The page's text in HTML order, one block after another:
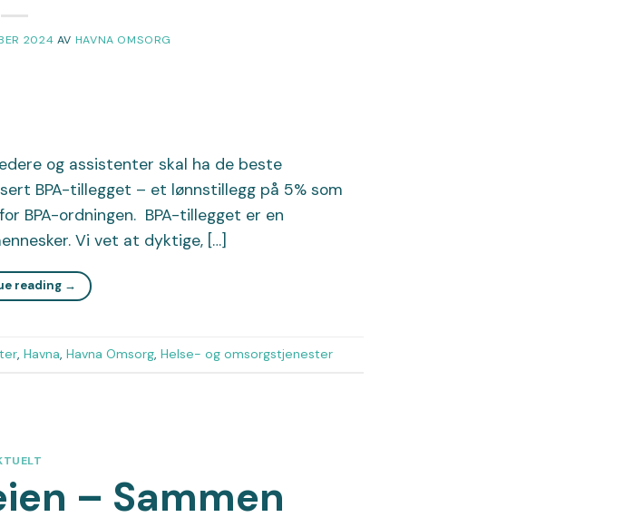
2024 AV HAVNA OMSORG
og assistenter skal ha de beste
BPA-tillegget – et lønnstillegg på 5% som
BPA-ordningen. BPA-tillegget er en
Vi vet at dyktige, […]
reading →
, Havna, Havna Omsorg, Helse- og omsorgstjenester
– Sammen